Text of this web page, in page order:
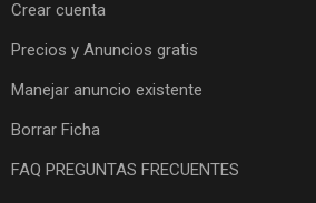
Crear cuenta
Precios y Anuncios gratis
Manejar anuncio existente
Borrar Ficha
FAQ PREGUNTAS FRECUENTES